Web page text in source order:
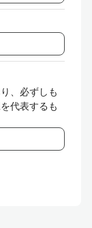
、必ずしも
代表するも